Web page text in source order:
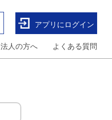
アプリにログイン
法人の方へ よくある質問